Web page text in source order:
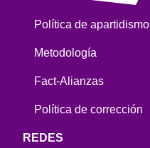
Política de apartidismo
Metodología
Fact-Alianzas
Política de corrección
REDES